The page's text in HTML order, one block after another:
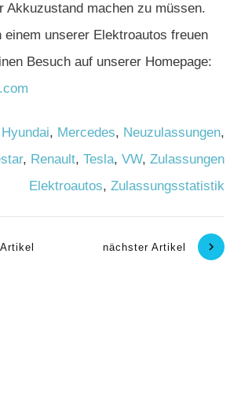
Akkuzustand machen zu müssen.
einem unserer Elektroautos freuen
Besuch auf unserer Homepage:
Hyundai, Mercedes, Neuzulassungen,
, Renault, Tesla, VW, Zulassungen
Elektroautos, Zulassungsstatistik
nächster Artikel